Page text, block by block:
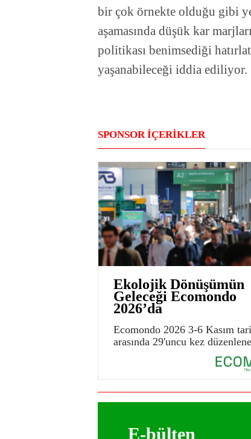
bir çok örnekte olduğu gibi
aşamasında düşük kar
politikası benimsediği
yaşanabileceği iddia ediliyor.
SPONSOR İÇERİKLER
Ekolojik Dönüşümün
Geleceği Ecomondo
2026’da
Ecomondo 2026 3-6 Kasım
arasında 29'uncu kez
E-bülten